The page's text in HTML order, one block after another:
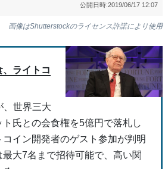
公開日時:2019/06/17 12:07
画像はShutterstockのライセンス許諾により使用
ライトコ
、世界三大
氏との会食権を5億円で落札し
イン開発者のゲスト参加が判明
最大7名まで招待可能で、高い関